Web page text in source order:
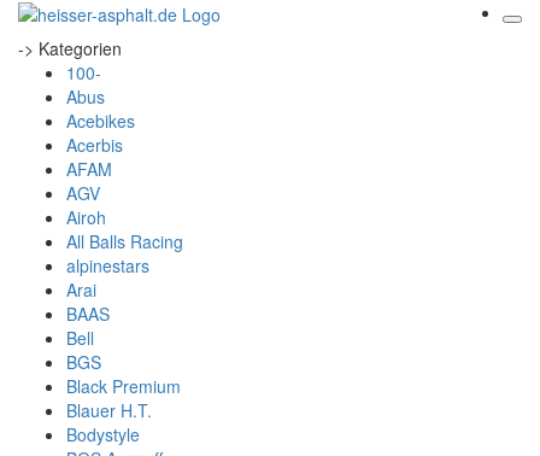
-> Kategorien
100-
Abus
Acebikes
Acerbis
AFAM
AGV
Airoh
All Balls Racing
alpinestars
Arai
BAAS
Bell
BGS
Black Premium
Blauer H.T.
Bodystyle